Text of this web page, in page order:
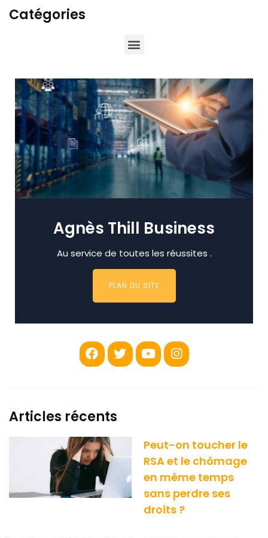
Catégories
Agnès Thill Business
Au service de toutes les réussites .
PLAN DU SITE
Articles récents
Peut-on toucher le
RSA et le chômage
en même temps
sans perdre ses
droits ?